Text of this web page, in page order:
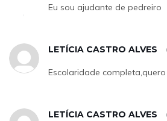
Eu sou ajudante de pedreiro
LETÍCIA CASTRO ALVES
Escolaridade completa,quero
LETÍCIA CASTRO ALVES